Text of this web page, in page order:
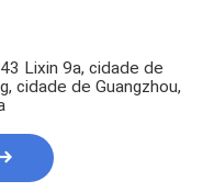
Lixin 9a, cidade de
cidade de Guangzhou,